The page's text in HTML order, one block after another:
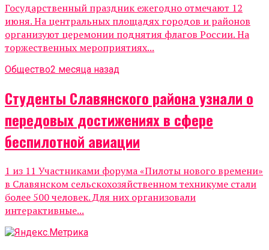
Государственный праздник ежегодно отмечают 12
июня. На центральных площадях городов и районов
организуют церемонии поднятия флагов России. На
торжественных мероприятиях...
Общество2 месяца назад
Студенты Славянского района узнали о
передовых достижениях в сфере
беспилотной авиации
1 из 11 Участниками форума «Пилоты нового времени»
в Славянском сельскохозяйственном техникуме стали
более 500 человек. Для них организовали
интерактивные...